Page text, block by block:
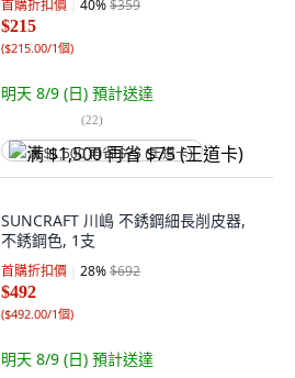
首購折扣價 40%$359
$215
($215.00/1個)
明天 8/9 (日) 預計送達
(22)
满 $1,500 再省 $75 (王道卡)
SUNCRAFT 川嶋 不銹鋼細長削皮器,
不銹鋼色, 1支
首購折扣價 28%$692
$492
($492.00/1個)
明天 8/9 (日) 預計送達